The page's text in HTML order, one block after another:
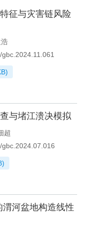
征与灾害链风险
)
与堵江溃决模拟
超
gbc.2024.07.016
)
河盆地构造线性